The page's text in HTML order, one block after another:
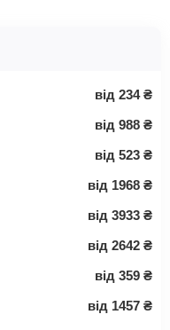
від 234 ₴
від 988 ₴
від 523 ₴
від 1968 ₴
від 3933 ₴
від 2642 ₴
від 359 ₴
від 1457 ₴